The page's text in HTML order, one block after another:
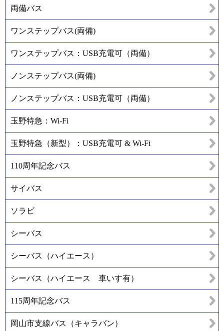
両備バス
ワンステップバス(両備)
ワンステップバス：USB充電可（両備）
ノンステップバス(両備)
ノンステップバス：USB充電可（両備）
玉野特急：Wi-Fi
玉野特急（新型）：USB充電可 & Wi-Fi
110周年記念バス
サイバス
ソラビ
シーバス
シーバス（ハイエース）
シーバス（ハイエース 車いす有）
115周年記念バス
岡山市支線バス（キャラバン）